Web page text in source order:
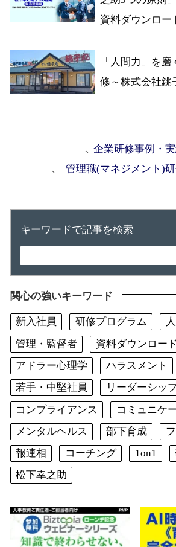
資料ダウンロー
「人間力」を
修～株式会社銚
企業研修事例・
管理職(マネジメント)
キーワードで記事を検索
関心の強いキーワード
新入社員 研修プログラム
管理・監督者
資料ダウンロード
アドラー心理学
ハラスメント
若手・中堅社員
リーダーシッ
コンプライアンス
コミュニケ
メンタルヘルス
部下育成
報連相
コーチング 1on1
松下幸之助